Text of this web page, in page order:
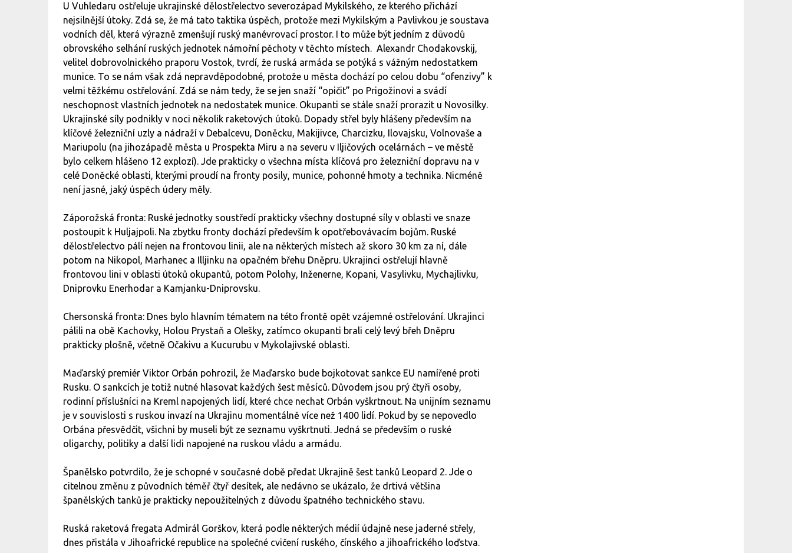
U Vuhledaru ostřeluje ukrajinské dělostřelectvo severozápad Mykilského, ze kterého přichází
nejsilnější útoky. Zdá se, že má tato taktika úspěch, protože mezi Mykilským a Pavlivkou je soustava
vodních děl, která výrazně zmenšují ruský manévrovací prostor. I to může být jedním z důvodů
obrovského selhání ruských jednotek námořní pěchoty v těchto místech. Alexandr Chodakovskij,
velitel dobrovolnického praporu Vostok, tvrdí, že ruská armáda se potýká s vážným nedostatkem
munice. To se nám však zdá nepravděpodobné, protože u města dochází po celou dobu “ofenzivy” k
velmi těžkému ostřelování. Zdá se nám tedy, že se jen snaží “opičit” po Prigožinovi a svádí
neschopnost vlastních jednotek na nedostatek munice. Okupanti se stále snaží prorazit u Novosilky.
Ukrajinské síly podnikly v noci několik raketových útoků. Dopady střel byly hlášeny především na
klíčové železniční uzly a nádraží v Debalcevu, Doněcku, Makijivce, Charcizku, Ilovajsku, Volnovaše a
Mariupolu (na jihozápadě města u Prospekta Miru a na severu v Iljičových ocelárnách – ve městě
bylo celkem hlášeno 12 explozí). Jde prakticky o všechna místa klíčová pro železniční dopravu na v
celé Doněcké oblasti, kterými proudí na fronty posily, munice, pohonné hmoty a technika. Nicméně
není jasné, jaký úspěch údery měly.
Záporožská fronta: Ruské jednotky soustředí prakticky všechny dostupné síly v oblasti ve snaze
postoupit k Huljajpoli. Na zbytku fronty dochází především k opotřebovávacím bojům. Ruské
dělostřelectvo pálí nejen na frontovou linii, ale na některých místech až skoro 30 km za ní, dále
potom na Nikopol, Marhanec a Illjinku na opačném břehu Dněpru. Ukrajinci ostřelují hlavně
frontovou lini v oblasti útoků okupantů, potom Polohy, Inženerne, Kopani, Vasylivku, Mychajlivku,
Dniprovku Enerhodar a Kamjanku-Dniprovsku.
Chersonská fronta: Dnes bylo hlavním tématem na této frontě opět vzájemné ostřelování. Ukrajinci
pálili na obě Kachovky, Holou Prystaň a Olešky, zatímco okupanti brali celý levý břeh Dněpru
prakticky plošně, včetně Očakivu a Kucurubu v Mykolajivské oblasti.
Maďarský premiér Viktor Orbán pohrozil, že Maďarsko bude bojkotovat sankce EU namířené proti
Rusku. O sankcích je totiž nutné hlasovat každých šest měsíců. Důvodem jsou prý čtyři osoby,
rodinní příslušníci na Kreml napojených lidí, které chce nechat Orbán vyškrtnout. Na unijním seznamu
je v souvislosti s ruskou invazí na Ukrajinu momentálně více než 1400 lidí. Pokud by se nepovedlo
Orbána přesvědčit, všichni by museli být ze seznamu vyškrtnuti. Jedná se především o ruské
oligarchy, politiky a další lidi napojené na ruskou vládu a armádu.
Španělsko potvrdilo, že je schopné v současné době předat Ukrajině šest tanků Leopard 2. Jde o
citelnou změnu z původních téměř čtyř desítek, ale nedávno se ukázalo, že drtivá většina
španělských tanků je prakticky nepoužitelných z důvodu špatného technického stavu.
Ruská raketová fregata Admirál Gorškov, která podle některých médií údajně nese jaderné střely,
dnes přistála v Jihoafrické republice na společné cvičení ruského, čínského a jihoafrického loďstva.